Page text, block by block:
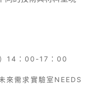
14 ： 00-17 ： 00
來需求實驗室 NEEDS